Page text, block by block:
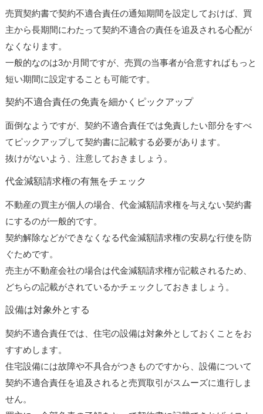
売買契約書で契約不適合責任の通知期間を設定しておけば、買
主から長期間にわたって契約不適合の責任を追及される心配が
なくなります。
一般的なのは3か月間ですが、売買の当事者が合意すればもっと
短い期間に設定することも可能です。
契約不適合責任の免責を細かくピックアップ
面倒なようですが、契約不適合責任では免責したい部分をすべ
てピックアップして契約書に記載する必要があります。
抜けがないよう、注意しておきましょう。
代金減額請求権の有無をチェック
不動産の買主が個人の場合、代金減額請求権を与えない契約書
にするのが一般的です。
契約解除などができなくなる代金減額請求権の安易な行使を防
ぐためです。
売主が不動産会社の場合は代金減額請求権が記載されるため、
どちらの記載がされているかチェックしておきましょう。
設備は対象外とする
契約不適合責任では、住宅の設備は対象外としておくことをお
すすめします。
住宅設備には故障や不具合がつきものですから、設備について
契約不適合責任を追及されると売買取引がスムーズに進行しま
せん。